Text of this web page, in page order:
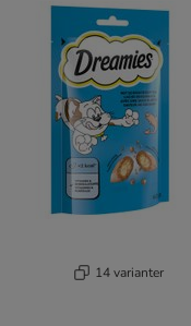
14 varianter